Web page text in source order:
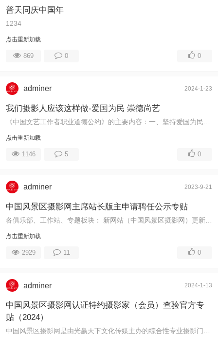
普天同庆中国年
1234
点击重新加载
869 0 0
adminer 2024-1-23
我们摄影人应该这样做-爱国为民 崇德尚艺
点击重新加载
1146 5 0
adminer 2023-9-21
中国风景区摄影网主席站长版主申请聘任公示专贴
点击重新加载
2929 11 0
adminer 2024-1-13
中国风景区摄影网认证特约摄影家（会员）查验官方专
贴（2024）